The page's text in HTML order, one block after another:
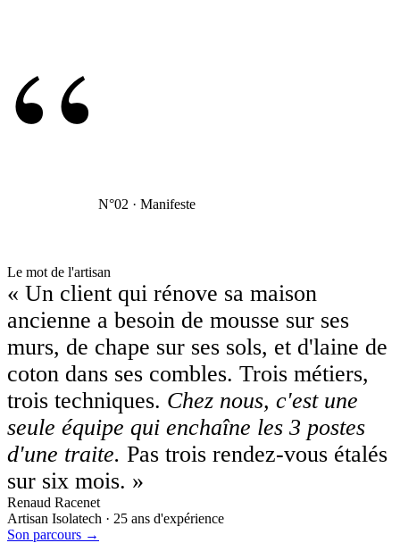
“ N°02 · Manifeste
Le mot de l'artisan
« Un client qui rénove sa maison
ancienne a besoin de mousse sur ses
murs, de chape sur ses sols, et d'laine de
coton dans ses combles. Trois métiers,
trois techniques. Chez nous, c'est une
seule équipe qui enchaîne les 3 postes
d'une traite. Pas trois rendez-vous étalés
sur six mois. »
Renaud Racenet
Artisan Isolatech · 25 ans d'expérience
Son parcours →